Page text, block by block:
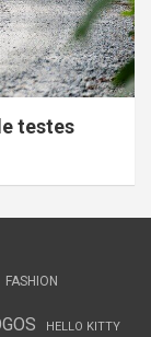
testes
FASHION
HELLO KITTY